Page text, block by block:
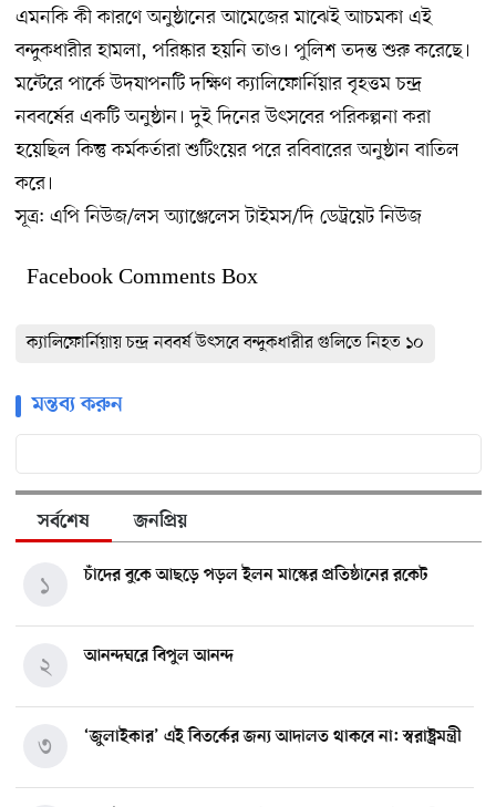
এমনকি কী কারণে অনুষ্ঠানের আমেজের মাঝেই আচমকা এই
বন্দুকধারীর হামলা, পরিষ্কার হয়নি তাও। পুলিশ তদন্ত শুরু করেছে।
মন্টেরে পার্কে উদযাপনটি দক্ষিণ ক্যালিফোর্নিয়ার বৃহত্তম চন্দ্র
নববর্ষের একটি অনুষ্ঠান। দুই দিনের উৎসবের পরিকল্পনা করা
হয়েছিল কিন্তু কর্মকর্তারা শুটিংয়ের পরে রবিবারের অনুষ্ঠান বাতিল
করে।
সূত্র: এপি নিউজ/লস অ্যাঞ্জেলেস টাইমস/দি ডেট্রয়েট নিউজ
Facebook Comments Box
ক্যালিফোর্নিয়ায় চন্দ্র নববর্ষ উৎসবে বন্দুকধারীর গুলিতে নিহত ১০
মন্তব্য করুন
সর্বশেষ জনপ্রিয়
চাঁদের বুকে আছড়ে পড়ল ইলন মাস্কের প্রতিষ্ঠানের রকেট
১
আনন্দঘরে বিপুল আনন্দ
২
‘জুলাইকার’ এই বিতর্কের জন্য আদালত থাকবে না: স্বরাষ্ট্রমন্ত্রী
৩